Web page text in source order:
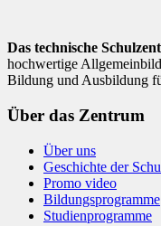
Das technische
hochwertige
Bildung und Ausbildung
Über das Zentrum
Über uns
Geschichte der
Promo video
Bildungsprogramme
Studienprogramme